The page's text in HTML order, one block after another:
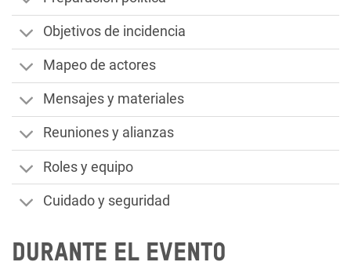
Objetivos de incidencia
Mapeo de actores
Mensajes y materiales
Reuniones y alianzas
Roles y equipo
Cuidado y seguridad
Durante el evento